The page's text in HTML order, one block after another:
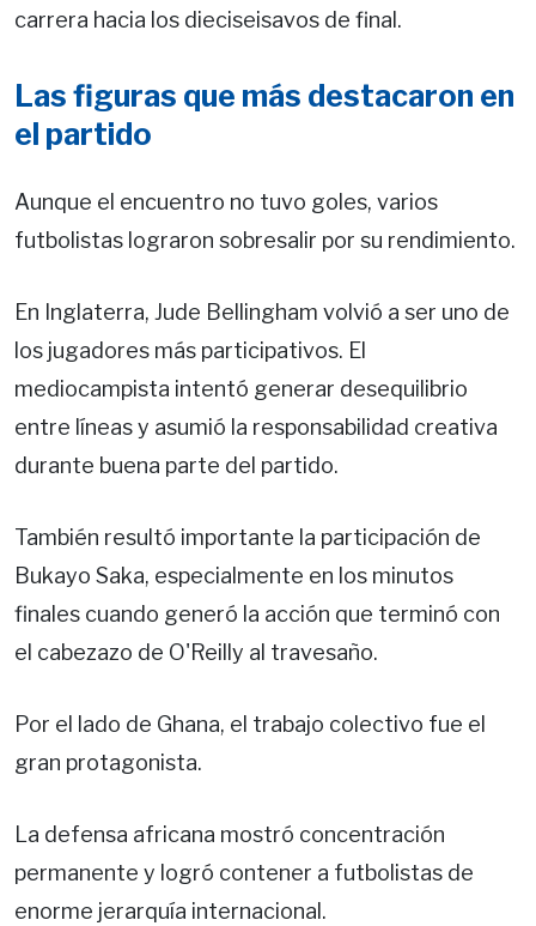
carrera hacia los dieciseisavos de final.
Las figuras que más destacaron en
el partido
Aunque el encuentro no tuvo goles, varios
futbolistas lograron sobresalir por su rendimiento.
En Inglaterra, Jude Bellingham volvió a ser uno de
los jugadores más participativos. El
mediocampista intentó generar desequilibrio
entre líneas y asumió la responsabilidad creativa
durante buena parte del partido.
También resultó importante la participación de
Bukayo Saka, especialmente en los minutos
finales cuando generó la acción que terminó con
el cabezazo de O'Reilly al travesaño.
Por el lado de Ghana, el trabajo colectivo fue el
gran protagonista.
La defensa africana mostró concentración
permanente y logró contener a futbolistas de
enorme jerarquía internacional.